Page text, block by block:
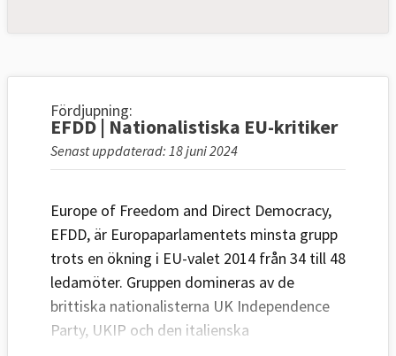
Fördjupning:
EFDD | Nationalistiska EU-kritiker
Senast uppdaterad: 18 juni 2024
Europe of Freedom and Direct Democracy,
EFDD, är Europaparlamentets minsta grupp
trots en ökning i EU-valet 2014 från 34 till 48
ledamöter. Gruppen domineras av de
brittiska nationalisterna UK Independence
Party, UKIP och den italienska